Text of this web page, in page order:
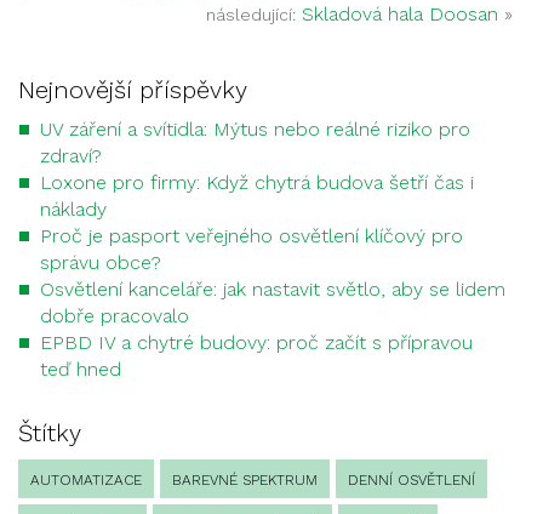
následující: Skladová hala Doosan »
Nejnovější příspěvky
UV záření a svítidla: Mýtus nebo reálné riziko pro
zdraví?
Loxone pro firmy: Když chytrá budova šetří čas i
náklady
Proč je pasport veřejného osvětlení klíčový pro
správu obce?
Osvětlení kanceláře: jak nastavit světlo, aby se lidem
dobře pracovalo
EPBD IV a chytré budovy: proč začít s přípravou
teď hned
Štítky
AUTOMATIZACE BAREVNÉ SPEKTRUM DENNÍ OSVĚTLENÍ